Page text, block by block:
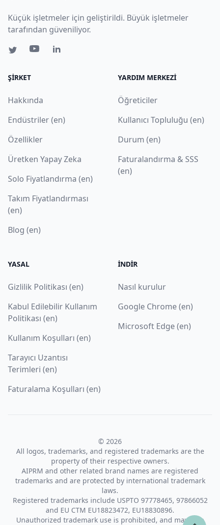
Küçük işletmeler için geliştirildi. Büyük işletmeler
tarafından güveniliyor.
ŞIRKET
Hakkında
Endüstriler (en)
Özellikler
Üretken Yapay Zeka
Solo Fiyatlandırma (en)
Takım Fiyatlandırması
(en)
Blog (en)
YARDIM MERKEZI
Öğreticiler
Kullanıcı Topluluğu (en)
Durum (en)
Faturalandırma & SSS
(en)
YASAL
Gizlilik Politikası (en)
Kabul Edilebilir Kullanım
Politikası (en)
Kullanım Koşulları (en)
Tarayıcı Uzantısı
Terimleri (en)
Faturalama Koşulları (en)
İNDIR
Nasıl kurulur
Google Chrome (en)
Microsoft Edge (en)
© 2026
All logos, trademarks, and registered trademarks are the
property of their respective owners.
AIPRM and other related brand names are registered
trademarks and are protected by international trademark
laws.
Registered trademarks include USPTO 97778465, 97866052
and EU CTM EU18823472, EU18830896.
Unauthorized trademark use is prohibited, and may be a